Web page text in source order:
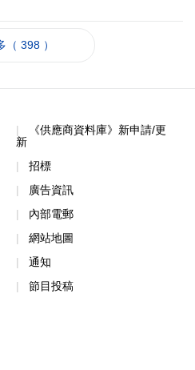
（ 398 ）
《供應商資料庫》新申請/更
新
招標
廣告資訊
內部電郵
網站地圖
通知
節目投稿